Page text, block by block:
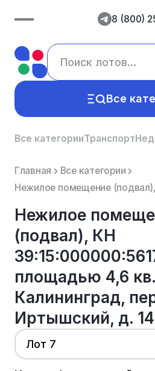
8 (800)
Все
Все категорииТранспорт
Главная
Все категории
Нежилое
(подвал), КН
площадью 4,6
Калининград,
Иртышский, д.
Лот 7